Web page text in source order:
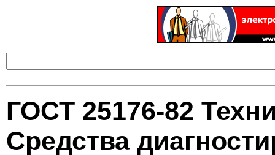
ГОСТ 25176-82
Средства